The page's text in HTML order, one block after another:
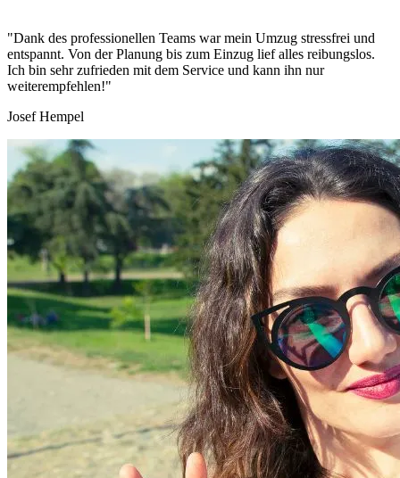
"Dank des professionellen Teams war mein Umzug stressfrei und
entspannt. Von der Planung bis zum Einzug lief alles reibungslos.
Ich bin sehr zufrieden mit dem Service und kann ihn nur
weiterempfehlen!"
Josef Hempel